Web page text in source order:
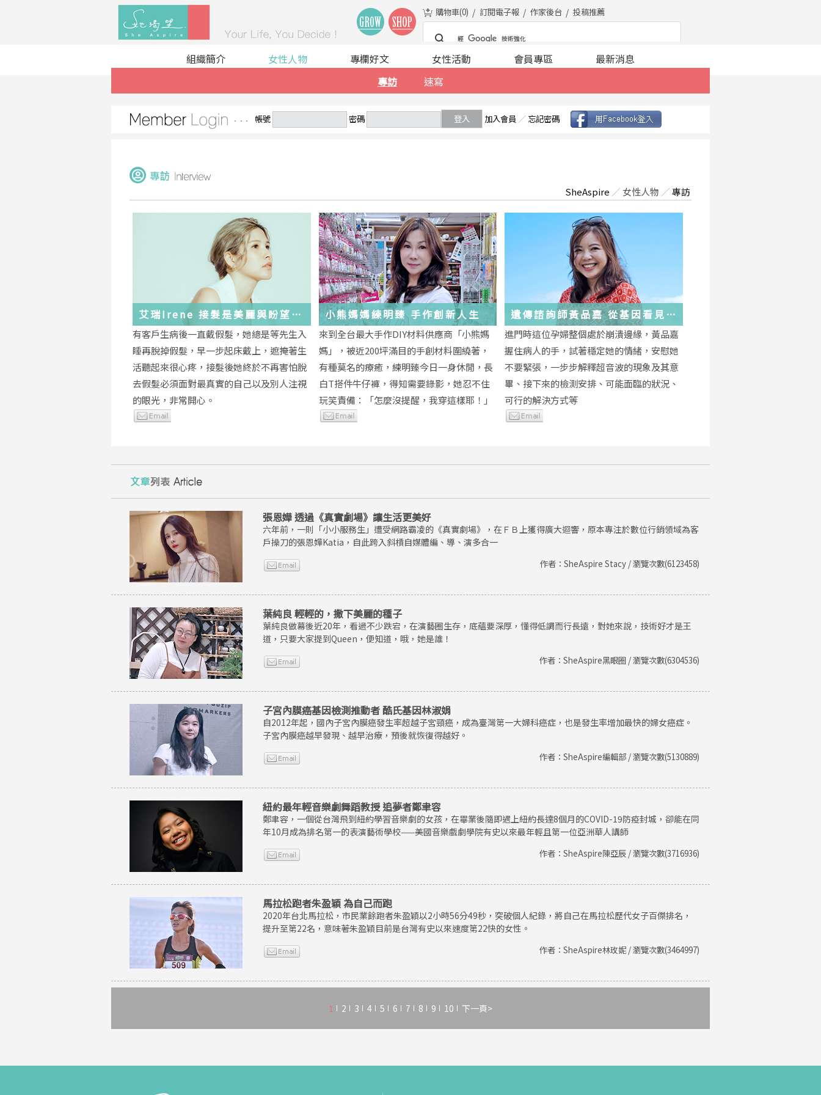
購物車(0) 訂閱電子報 作家後台 投稿推薦
組織簡介
女性人物
專訪
速寫
專欄好文 女性活動 會員專區 最新消息
帳號 密碼 登入 加入會員 ／ 忘記密碼
SheAspire ／ 女性人物 ／專訪
艾瑞Irene 接髮是美麗與盼望的
化身
有客戶生病後一直戴假髮，她總是等先生入
睡再脫掉假髮，早一步起床戴上，遮掩著生
活聽起來很心疼，接髮後她終於不再害怕脫
去假髮必須面對最真實的自己以及別人注視
的眼光，非常開心。
小熊媽媽練明臻 手作創新人生
來到全台最大手作DIY材料供應商「小熊媽
媽」，被近200坪滿目的手創材料圍繞著，
有種莫名的療癒，練明臻今日一身休閒，長
白T搭件牛仔褲，得知需要錄影，她忍不住
玩笑責備：「怎麼沒提醒，我穿這樣耶！」
遺傳諮詢師黃品嘉 從基因看見
未來
進門時這位孕婦整個處於崩潰邊緣，黃品嘉
握住病人的手，試著穩定她的情緒，安慰她
不要緊張，一步步解釋超音波的現象及其意
畢、接下來的檢測安排、可能面臨的狀況、
可行的解決方式等
張恩嬅 透過《真實劇場》讓生活更美好
六年前，一則「小小服務生」遭受網路霸凌的《真實劇場》，在ＦＢ上獲得廣大迴響，原本專注於數位行銷領域為客
戶操刀的張恩嬅Katia，自此跨入斜槓自媒體編、導、演多合一
作者：SheAspire Stacy / 瀏覽次數(6123458)
葉純良 輕輕的，撒下美麗的種子
葉純良做幕後近20年，看過不少跌宕，在演藝圈生存，底蘊要深厚，懂得低調而行長遠，對她來說，技術好才是王
道，只要大家提到Queen，便知道，哦，她是誰！
作者：SheAspire黑眼圈 / 瀏覽次數(6304536)
子宮內膜癌基因檢測推動者 酷氏基因林淑娟
自2012年起，國內子宮內膜癌發生率超越子宮頸癌，成為臺灣第一大婦科癌症，也是發生率增加最快的婦女癌症。
子宮內膜癌越早發現、越早治療，預後就恢復得越好。
作者：SheAspire編輯部 / 瀏覽次數(5130889)
紐約最年輕音樂劇舞蹈教授 追夢者鄭聿容
鄭聿容，一個從台灣飛到紐約學習音樂劇的女孩，在畢業後隨即遇上紐約長達8個月的COVID-19防疫封城，卻能在同
年10月成為排名第一的表演藝術學校——美國音樂戲劇學院有史以來最年輕且第一位亞洲華人講師
作者：SheAspire陳亞辰 / 瀏覽次數(3716936)
馬拉松跑者朱盈穎 為自己而跑
2020年台北馬拉松，市民業餘跑者朱盈穎以2小時56分49秒，突破個人紀錄，將自己在馬拉松歷代女子百傑排名，
提升至第22名，意味著朱盈穎目前是台灣有史以來速度第22快的女性。
作者：SheAspire林玫妮 / 瀏覽次數(3464997)
1 2 3 4 5 6 7 8 9 10 下一頁>